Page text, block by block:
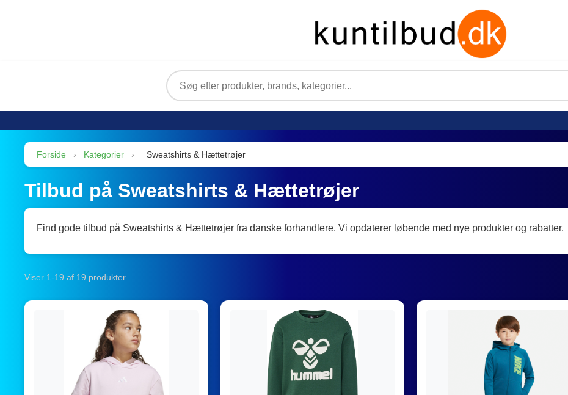
Forside › Kategorier › Sweatshirts & Hættetrøjer
Tilbud på Sweatshirts & Hættetrøjer
Find gode tilbud på Sweatshirts & Hættetrøjer fra danske forhandlere. Vi opdaterer løbende med nye produkter og rabatter.
Viser 1-19 af 19 produkter